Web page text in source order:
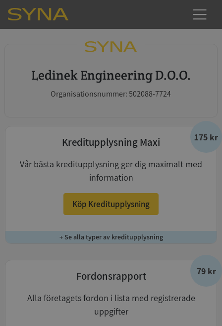
Ledinek Engineering D.O.O.
Organisationsnummer: 502088-7724
175 kr
Kreditupplysning Maxi
Vår bästa kreditupplysning ger dig maximalt med
information
Köp Kreditupplysning
+ Se alla typer av kreditupplysning
79 kr
Fordonsrapport
Alla företagets fordon i lista med registrerade
uppgifter